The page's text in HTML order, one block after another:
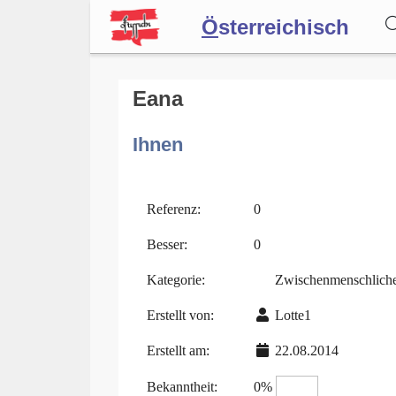
Österreichisch
Forum
Blog
Eana
Ihnen
Referenz: 0
Besser: 0
Kategorie:
Erstellt von: Lotte1
Erstellt am: 22.08.2014
Bekanntheit: 0%